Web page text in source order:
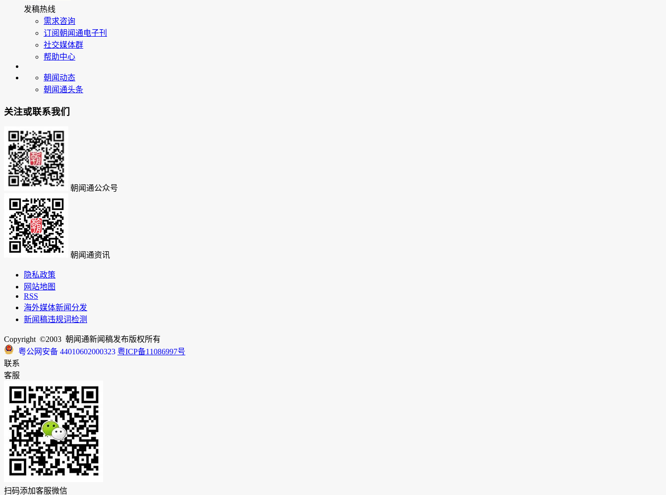
发稿热线
需求咨询
订阅朝闻通电子刊
社交媒体群
帮助中心
朝闻动态
朝闻通头条
关注或联系我们
朝闻通公众号
朝闻通资讯
隐私政策
网站地图
RSS
海外媒体新闻分发
新闻稿违规词检测
Copyright ©2003 朝闻通新闻稿发布版权所有
粤公网安备 44010602000323 粤ICP备11086997号
联系
客服
扫码添加客服微信